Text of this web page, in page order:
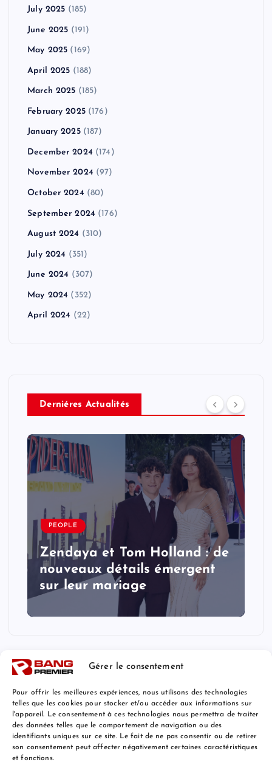
Gérer le consentement
Pour offrir les meilleures expériences, nous utilisons des technologies
telles que les cookies pour stocker et/ou accéder aux informations sur
l'appareil. Le consentement à ces technologies nous permettra de traiter
des données telles que le comportement de navigation ou des
identifiants uniques sur ce site. Le fait de ne pas consentir ou de retirer
son consentement peut affecter négativement certaines caractéristiques
et fonctions.
July 2025 (185)
June 2025 (191)
May 2025 (169)
April 2025 (188)
March 2025 (185)
February 2025(176)
January 2025(187)
December 2024 (174)
November 2024 (97)
October 2024 (80)
September 2024 (176)
August 2024 (310)
July 2024 (351)
June 2024 (307)
May 2024 (352)
April 2024 (22)
Derniéres Actualités
PEOPLE
Zendaya et Tom Holland : de
nouveaux détails émergent
sur leur mariage
Mentions Légales